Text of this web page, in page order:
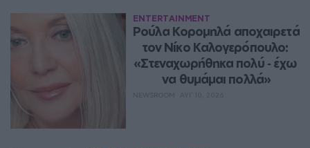
ENTERTAINMENT
Ρούλα Κορομηλά αποχαιρετά
τον Νίκο Καλογερόπουλο:
«Στεναχωρήθηκα πολύ ‑ έχω
να θυμάμαι πολλά»